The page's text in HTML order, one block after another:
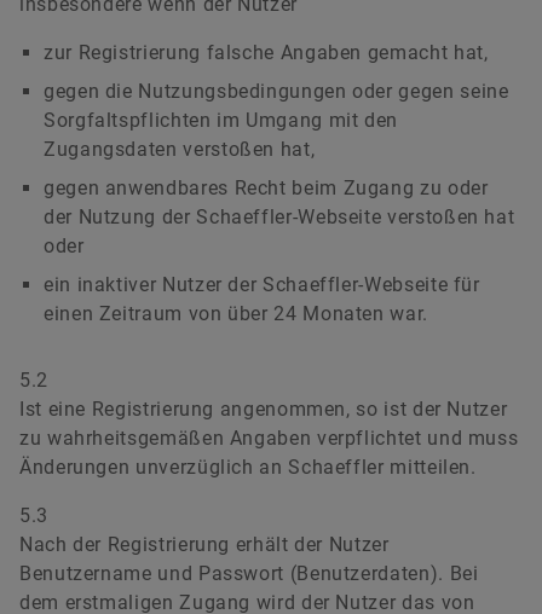
zur Registrierung falsche Angaben gemacht hat,
gegen die Nutzungsbedingungen oder gegen seine
Sorgfaltspflichten im Umgang mit den
Zugangsdaten verstoßen hat,
gegen anwendbares Recht beim Zugang zu oder
der Nutzung der Schaeffler-Webseite verstoßen hat
oder
ein inaktiver Nutzer der Schaeffler-Webseite für
einen Zeitraum von über 24 Monaten war.
5.2
Ist eine Registrierung angenommen, so ist der Nutzer
zu wahrheitsgemäßen Angaben verpflichtet und muss
Änderungen unverzüglich an Schaeffler mitteilen.
5.3
Nach der Registrierung erhält der Nutzer
Benutzername und Passwort (Benutzerdaten). Bei
dem erstmaligen Zugang wird der Nutzer das von